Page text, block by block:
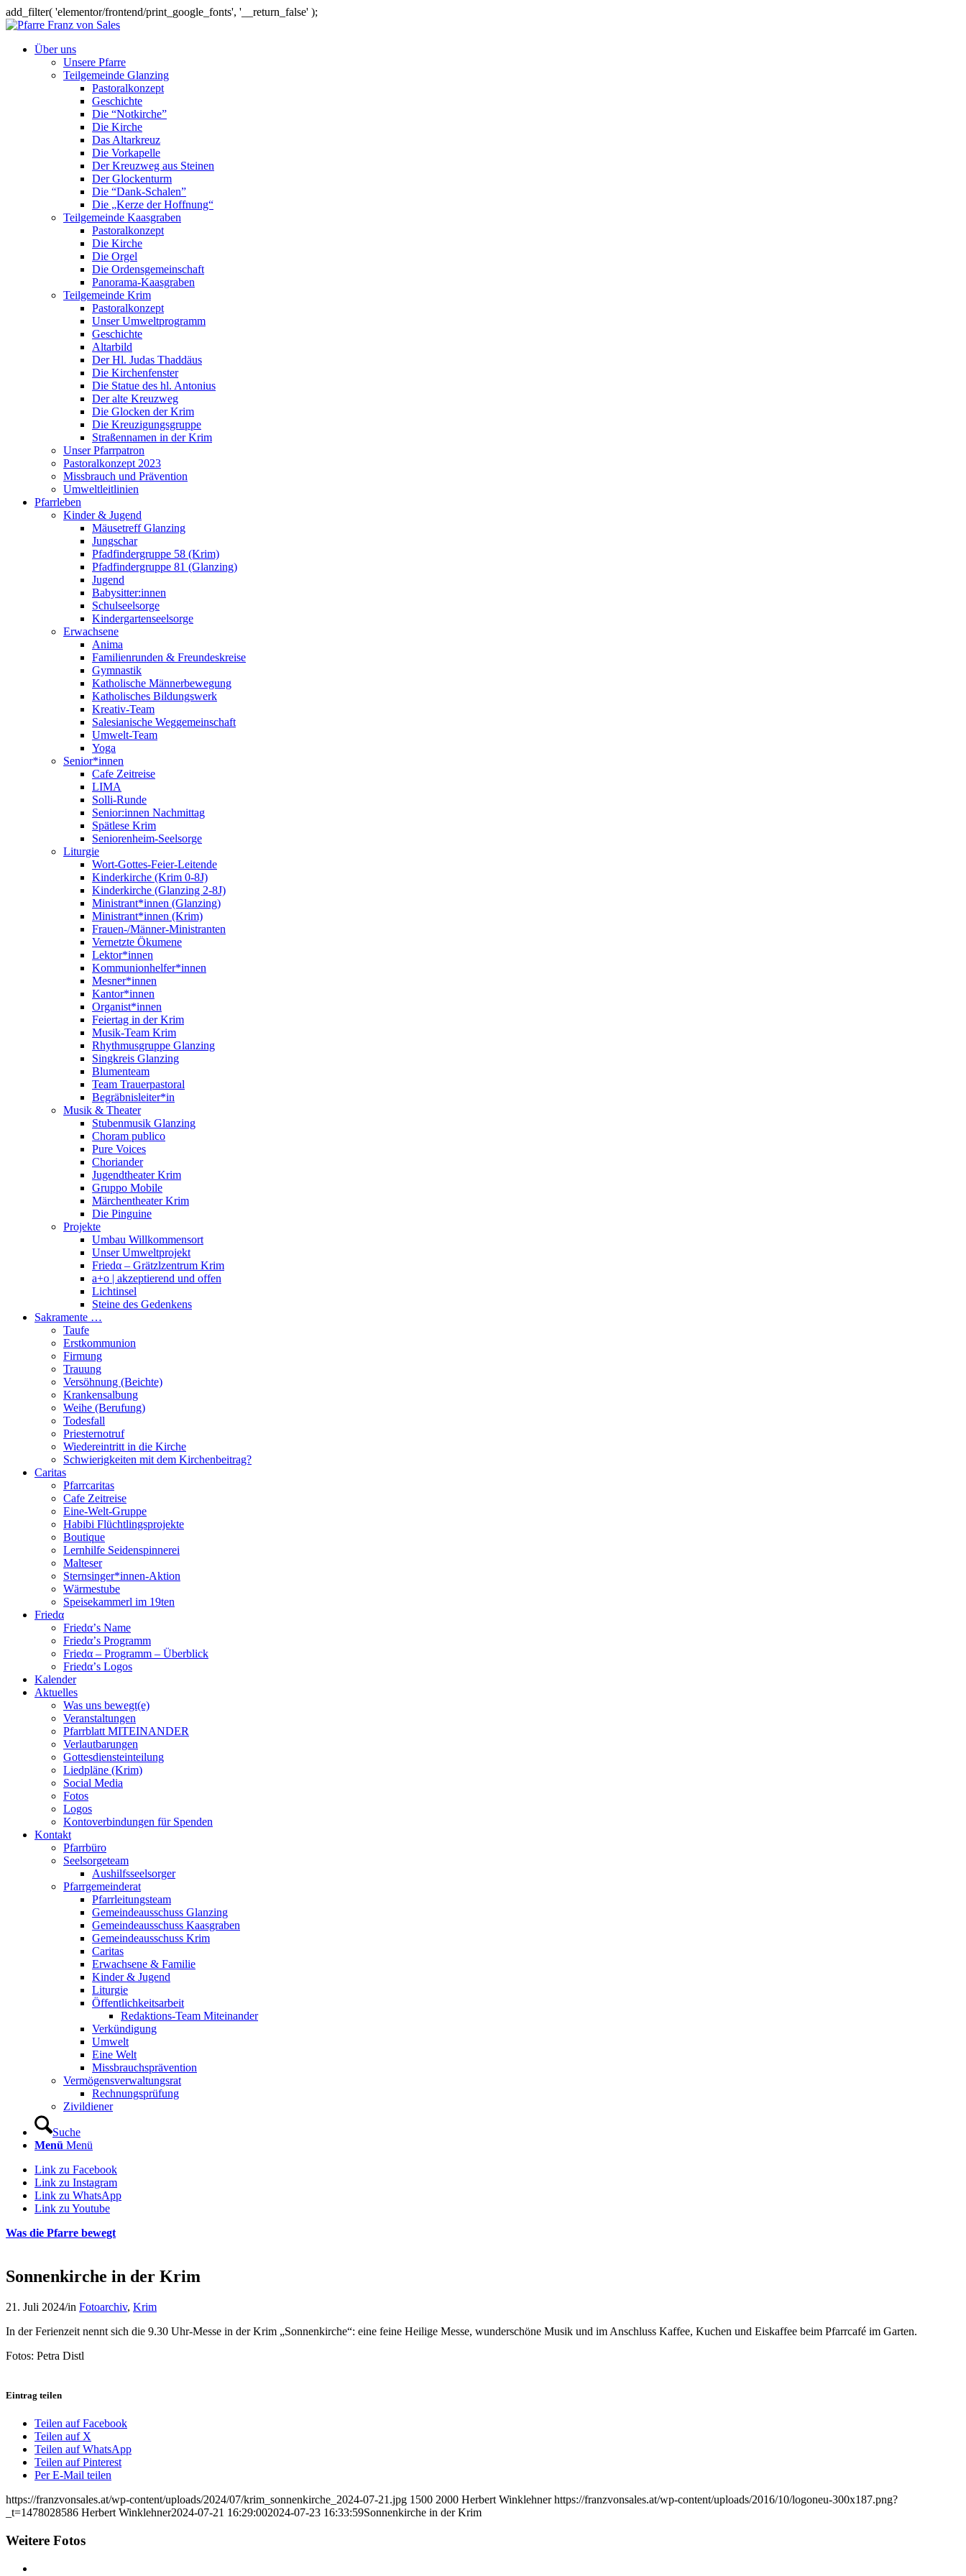
add_filter( 'elementor/frontend/print_google_fonts', '__return_false' );
Über uns
Unsere Pfarre
Teilgemeinde Glanzing
Pastoralkonzept
Geschichte
Die “Notkirche”
Die Kirche
Das Altarkreuz
Die Vorkapelle
Der Kreuzweg aus Steinen
Der Glockenturm
Die “Dank-Schalen”
Die „Kerze der Hoffnung“
Teilgemeinde Kaasgraben
Pastoralkonzept
Die Kirche
Die Orgel
Die Ordensgemeinschaft
Panorama-Kaasgraben
Teilgemeinde Krim
Pastoralkonzept
Unser Umweltprogramm
Geschichte
Altarbild
Der Hl. Judas Thaddäus
Die Kirchenfenster
Die Statue des hl. Antonius
Der alte Kreuzweg
Die Glocken der Krim
Die Kreuzigungsgruppe
Straßennamen in der Krim
Unser Pfarrpatron
Pastoralkonzept 2023
Missbrauch und Prävention
Umweltleitlinien
Pfarrleben
Kinder & Jugend
Mäusetreff Glanzing
Jungschar
Pfadfindergruppe 58 (Krim)
Pfadfindergruppe 81 (Glanzing)
Jugend
Babysitter:innen
Schulseelsorge
Kindergartenseelsorge
Erwachsene
Anima
Familienrunden & Freundeskreise
Gymnastik
Katholische Männerbewegung
Katholisches Bildungswerk
Kreativ-Team
Salesianische Weggemeinschaft
Umwelt-Team
Yoga
Senior*innen
Cafe Zeitreise
LIMA
Solli-Runde
Senior:innen Nachmittag
Spätlese Krim
Seniorenheim-Seelsorge
Liturgie
Wort-Gottes-Feier-Leitende
Kinderkirche (Krim 0-8J)
Kinderkirche (Glanzing 2-8J)
Ministrant*innen (Glanzing)
Ministrant*innen (Krim)
Frauen-/Männer-Ministranten
Vernetzte Ökumene
Lektor*innen
Kommunionhelfer*innen
Mesner*innen
Kantor*innen
Organist*innen
Feiertag in der Krim
Musik-Team Krim
Rhythmusgruppe Glanzing
Singkreis Glanzing
Blumenteam
Team Trauerpastoral
Begräbnisleiter*in
Musik & Theater
Stubenmusik Glanzing
Choram publico
Pure Voices
Choriander
Jugendtheater Krim
Gruppo Mobile
Märchentheater Krim
Die Pinguine
Projekte
Umbau Willkommensort
Unser Umweltprojekt
Friedα – Grätzlzentrum Krim
a+o | akzeptierend und offen
Lichtinsel
Steine des Gedenkens
Sakramente …
Taufe
Erstkommunion
Firmung
Trauung
Versöhnung (Beichte)
Krankensalbung
Weihe (Berufung)
Todesfall
Priesternotruf
Wiedereintritt in die Kirche
Schwierigkeiten mit dem Kirchenbeitrag?
Caritas
Pfarrcaritas
Cafe Zeitreise
Eine-Welt-Gruppe
Habibi Flüchtlingsprojekte
Boutique
Lernhilfe Seidenspinnerei
Malteser
Sternsinger*innen-Aktion
Wärmestube
Speisekammerl im 19ten
Friedα
Friedα’s Name
Friedα’s Programm
Friedα – Programm – Überblick
Friedα’s Logos
Kalender
Aktuelles
Was uns bewegt(e)
Veranstaltungen
Pfarrblatt MITEINANDER
Verlautbarungen
Gottesdiensteinteilung
Liedpläne (Krim)
Social Media
Fotos
Logos
Kontoverbindungen für Spenden
Kontakt
Pfarrbüro
Seelsorgeteam
Aushilfsseelsorger
Pfarrgemeinderat
Pfarrleitungsteam
Gemeindeausschuss Glanzing
Gemeindeausschuss Kaasgraben
Gemeindeausschuss Krim
Caritas
Erwachsene & Familie
Kinder & Jugend
Liturgie
Öffentlichkeitsarbeit
Redaktions-Team Miteinander
Verkündigung
Umwelt
Eine Welt
Missbrauchsprävention
Vermögensverwaltungsrat
Rechnungsprüfung
Zivildiener
Suche
Menü Menü
Link zu Facebook
Link zu Instagram
Link zu WhatsApp
Link zu Youtube
Was die Pfarre bewegt
Sonnenkirche in der Krim
21. Juli 2024/in Fotoarchiv, Krim
In der Ferienzeit nennt sich die 9.30 Uhr-Messe in der Krim „Sonnenkirche“: eine feine Heilige Messe, wunderschöne Musik und im Anschluss Kaffee, Kuchen und Eiskaffee beim Pfarrcafé im Garten.
Fotos: Petra Distl
Eintrag teilen
Teilen auf Facebook
Teilen auf X
Teilen auf WhatsApp
Teilen auf Pinterest
Per E-Mail teilen
https://franzvonsales.at/wp-content/uploads/2024/07/krim_sonnenkirche_2024-07-21.jpg 1500 2000 Herbert Winklehner https://franzvonsales.at/wp-content/uploads/2016/10/logoneu-300x187.png?
_t=1478028586 Herbert Winklehner2024-07-21 16:29:002024-07-23 16:33:59Sonnenkirche in der Krim
Weitere Fotos